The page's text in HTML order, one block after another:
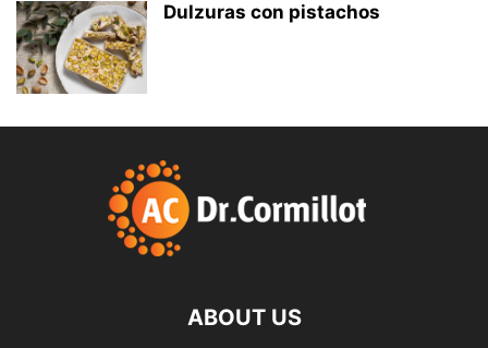
Dulzuras con pistachos
ABOUT US